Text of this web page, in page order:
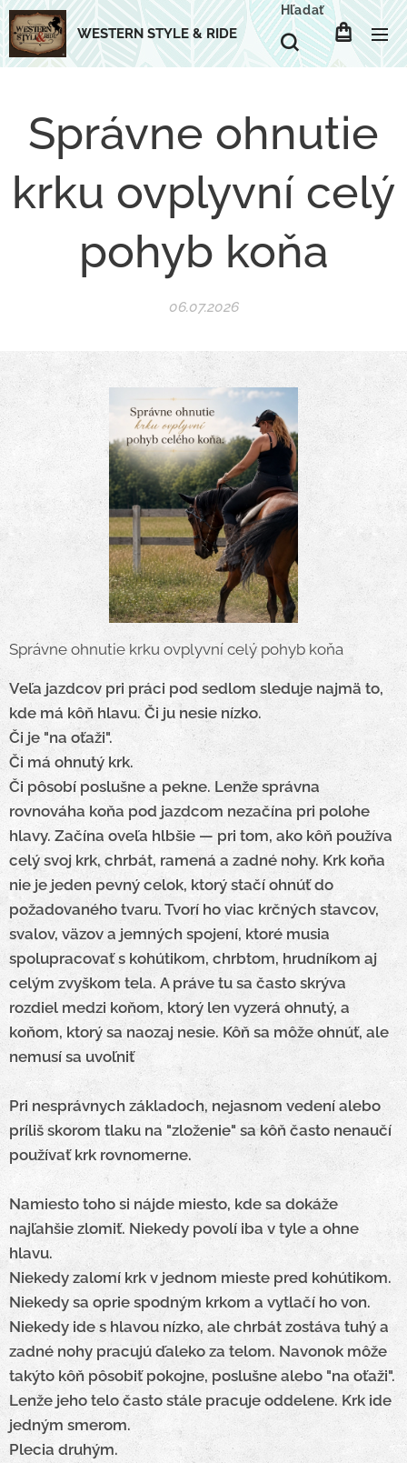
WESTERN STYLE & RIDE
Hľadať
Správne ohnutie
krku ovplyvní celý
pohyb koňa
06.07.2026
Správne ohnutie krku ovplyvní celý pohyb koňa
Veľa jazdcov pri práci pod sedlom sleduje najmä to,
kde má kôň hlavu.Či ju nesie nízko.
Či je "na oťaži".
Či má ohnutý krk.
Či pôsobí poslušne a pekne. Lenže správna
rovnováha koňa pod jazdcom nezačína pri polohe
hlavy. Začína oveľa hlbšie — pri tom, ako kôň používa
celý svoj krk, chrbát, ramená a zadné nohy. Krk koňa
nie je jeden pevný celok, ktorý stačí ohnúť do
požadovaného tvaru. Tvorí ho viac krčných stavcov,
svalov, väzov a jemných spojení, ktoré musia
spolupracovať s kohútikom, chrbtom, hrudníkom aj
celým zvyškom tela. A práve tu sa často skrýva
rozdiel medzi koňom, ktorý len vyzerá ohnutý, a
koňom, ktorý sa naozaj nesie. Kôň sa môže ohnúť, ale
nemusí sa uvoľniť
Pri nesprávnych základoch, nejasnom vedení alebo
príliš skorom tlaku na "zloženie" sa kôň často nenaučí
používať krk rovnomerne.
Namiesto toho si nájde miesto, kde sa dokáže
najľahšie zlomiť. Niekedy povolí iba v tyle a ohne
hlavu.
Niekedy zalomí krk v jednom mieste pred kohútikom.
Niekedy sa oprie spodným krkom a vytlačí ho von.
Niekedy ide s hlavou nízko, ale chrbát zostáva tuhý a
zadné nohy pracujú ďaleko za telom. Navonok môže
takýto kôň pôsobiť pokojne, poslušne alebo "na oťaži".
Lenže jeho telo často stále pracuje oddelene. Krk ide
jedným smerom.
Plecia druhým.